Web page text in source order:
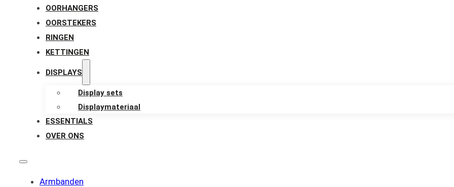
OORHANGERS
OORSTEKERS
RINGEN
KETTINGEN
DISPLAYS
Display sets
Displaymateriaal
ESSENTIALS
OVER ONS
Armbanden